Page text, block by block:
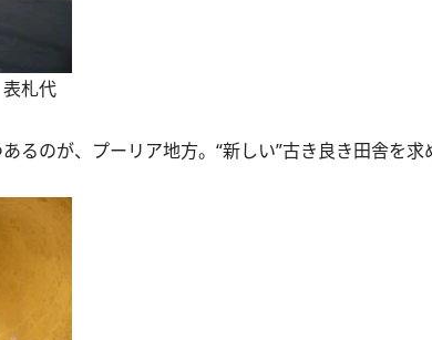
札代
るのが、プーリア地方。“新しい”古き良き田舎を求